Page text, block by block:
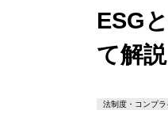
ESG
て解説
法制度・コンプラ